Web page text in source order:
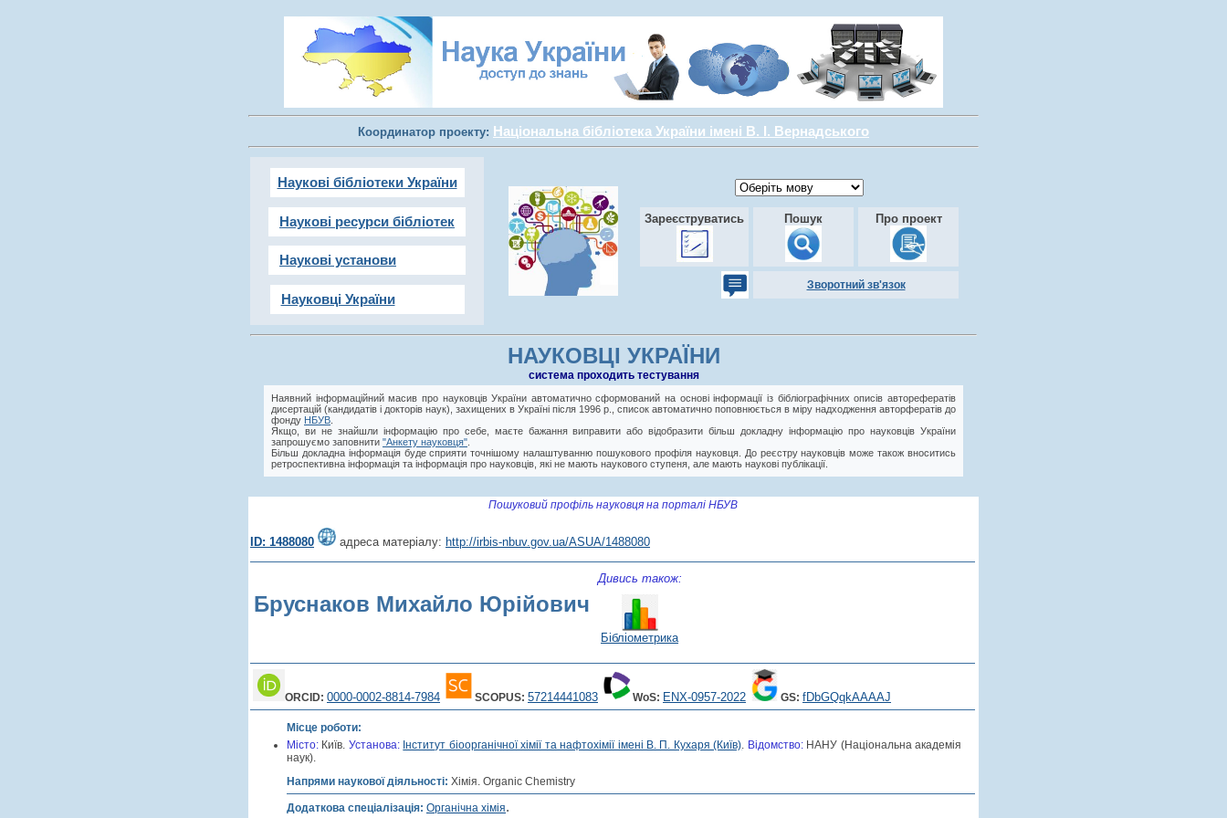
Координатор проекту: Національна бібліотека України імені В. І. Вернадського
Наукові бібліотеки України
Наукові ресурси бібліотек
Наукові установи
Науковці України
Зареєструватись Пошук Про проект
Зворотний зв'язок
НАУКОВЦІ УКРАЇНИ
cистема проходить тестування
Наявний інформаційний масив про науковців України автоматично сформований на основі інформації із бібліографічних описів авторефератів
дисертацій (кандидатів і докторів наук), захищених в Україні після 1996 р., список автоматично поповнюється в міру надходження авторфератів до
фонду НБУВ
Якщо, ви не знайшли інформацію про себе, маєте бажання виправити або відобразити більш докладну інформацію про науковців України
запрошуємо заповнити "Анкету науковця"
Більш докладна інформація буде сприяти точнішому налаштуванню пошукового профіля науковця. До реєстру науковців може також вноситись
ретроспективна інформація та інформація про науковців, які не мають наукового ступеня, але мають наукові публікації.
Пошуковий профіль науковця на порталі НБУВ
ID: 1488080 адреса матеріалу: http://irbis-nbuv.gov.ua/ASUA/1488080
Бруснаков Михайло Юрійович
Дивись також:
Бібліометрика
ORCID: 0000-0002-8814-7984 SCOPUS: 57214441083 WoS: ENX-0957-2022 GS: fDbGQqkAAAAJ
Місце роботи:
Місто: Київ. Установа: Інститут біоорганічної хімії та нафтохімії імені В. П. Кухаря (Київ). Відомство: НАНУ (Національна академія
наук).
Напрями наукової діяльності: Хімія. Organic Chemistry
Додаткова спеціалізація: Органічна хімія.